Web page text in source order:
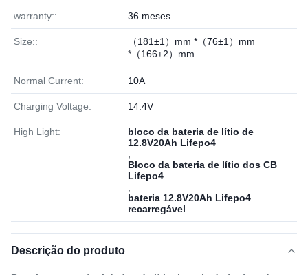
warranty:: 36 meses
Size::
（181±1）mm *（76±1）mm
*（166±2）mm
Normal Current: 10A
Charging Voltage: 14.4V
High Light:
bloco da bateria de lítio de
12.8V20Ah Lifepo4
Bloco da bateria de lítio dos CB
Lifepo4
bateria 12.8V20Ah Lifepo4
recarregável
Descrição do produto